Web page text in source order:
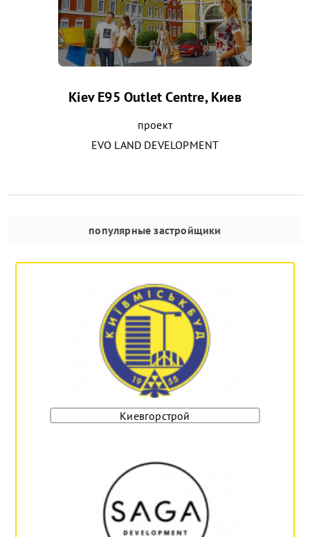
Kiev Е95 Outlet Centre, Киев
проект
EVO LAND DEVELOPMENT
популярные застройщики
Киевгорстрой